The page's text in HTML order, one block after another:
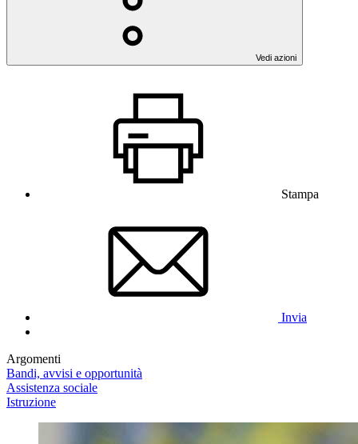
Vedi azioni
Stampa
Invia
Argomenti
Bandi, avvisi e opportunità
Assistenza sociale
Istruzione